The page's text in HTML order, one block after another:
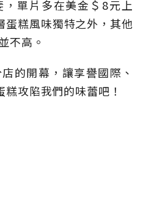
單片多在美金＄8元上
蛋糕風味獨特之外，其他
不高。
的開幕，讓享譽國際、
攻陷我們的味蕾吧！